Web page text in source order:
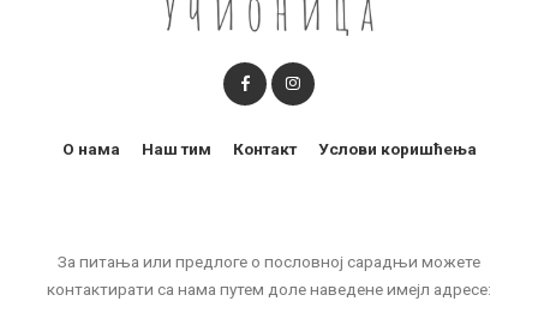
За питања или предлоге о пословној сарадњи можете
контактирати са нама путем доле наведене имејл адресе:
О нама Наш тим Контакт Услови коришћења